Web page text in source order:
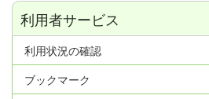
利用者サービス
利用状況の確認
ブックマーク